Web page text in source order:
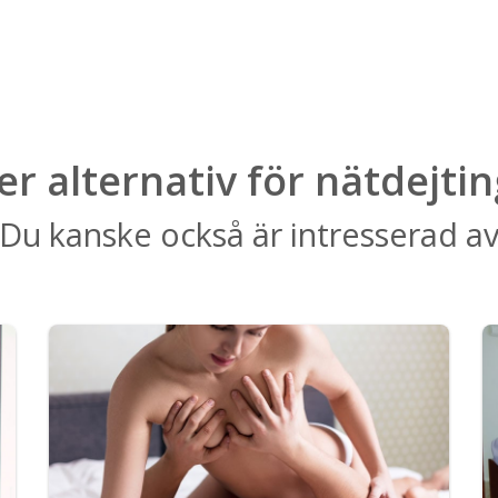
alternativ för
Du kanske också är intresserad av